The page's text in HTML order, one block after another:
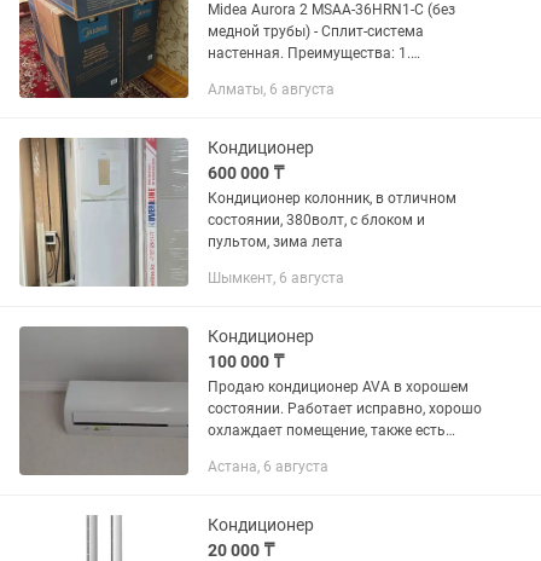
Midea Aurora 2 MSAA-36HRN1-С (без
медной трубы) - Сплит-система
настенная. Преимущества: 1.
заслонок - Возможность
вертикальных и...
Алматы, 6 августа
Кондиционер
600 000 ₸
Кондиционер колонник, в отличном
состоянии, 380волт, с блоком и
пультом, зима лета
Шымкент, 6 августа
Кондиционер
100 000 ₸
Продаю кондиционер AVA в хорошем
состоянии. Работает исправно, хорошо
охлаждает помещение, также есть
Охлаждение 🔥 Обогрев 🌬️ 4 скорости
Астана, 6 августа
Кондиционер
20 000 ₸